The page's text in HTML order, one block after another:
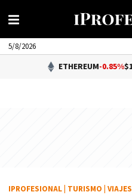
5/8/2026
ETHEREUM-0.85%$1,847.27
IPROFESIONAL TURISMO VIAJES